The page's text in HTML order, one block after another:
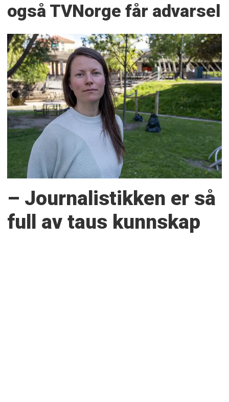
også TVNorge får advarsel
– Journalistikken er så
full av taus kunnskap